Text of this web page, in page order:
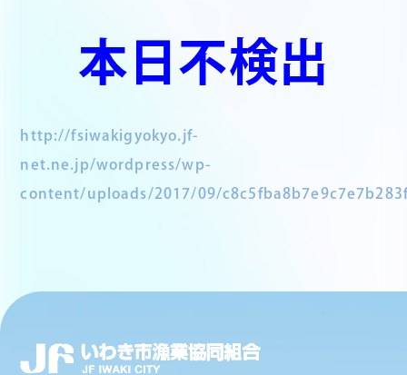
本日不検出
http://fsiwakigyokyo.jf-
net.ne.jp/wordpress/wp-
content/uploads/2017/09/